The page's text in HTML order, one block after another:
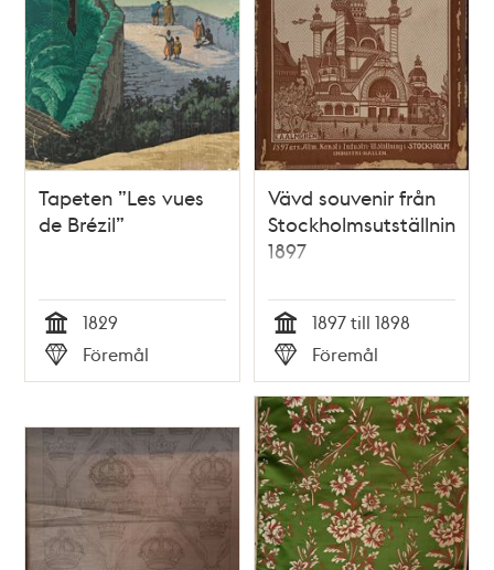
Tapeten ”Les vues
de Brézil”
Tid
1829
Typ
Föremål
Vävd souvenir från
Stockholmsutställningen
1897
Tid
1897 till 1898
Typ
Föremål